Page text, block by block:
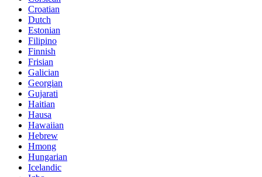
Croatian
Dutch
Estonian
Filipino
Finnish
Frisian
Galician
Georgian
Gujarati
Haitian
Hausa
Hawaiian
Hebrew
Hmong
Hungarian
Icelandic